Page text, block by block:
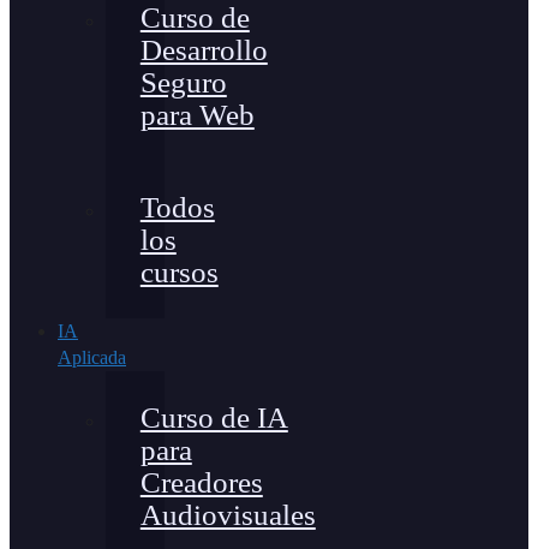
Curso de
Desarrollo
Seguro
para Web
Todos
los
cursos
IA
Aplicada
Curso de IA
para
Creadores
Audiovisuales